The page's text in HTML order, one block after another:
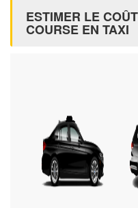
ESTIMER LE
COURSE EN TAXI